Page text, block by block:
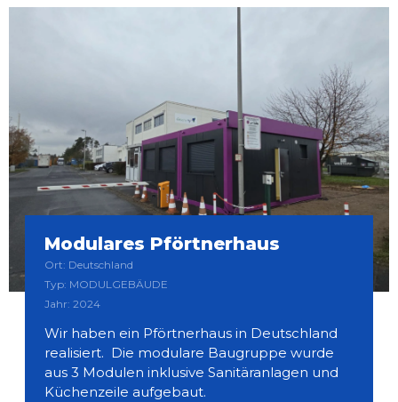
Modulares Pförtnerhaus
Ort: Deutschland
Typ: MODULGEBÄUDE
Jahr: 2024
Wir haben ein Pförtnerhaus in Deutschland
realisiert. Die modulare Baugruppe wurde
aus 3 Modulen inklusive Sanitäranlagen und
Küchenzeile aufgebaut.